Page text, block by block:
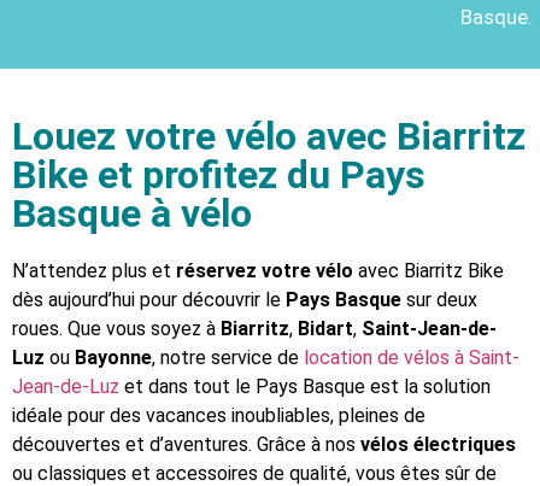
Basque.
Louez votre vélo avec Biarritz
Bike et profitez du Pays
Basque à vélo
N’attendez plus et réservez votre vélo avec Biarritz Bike
dès aujourd’hui pour découvrir le Pays Basque sur deux
roues. Que vous soyez à Biarritz, Bidart, Saint-Jean-de-
Luz ou Bayonne, notre service de location de vélos à Saint-
Jean-de-Luz et dans tout le Pays Basque est la solution
idéale pour des vacances inoubliables, pleines de
découvertes et d’aventures. Grâce à nos vélos électriques
ou classiques et accessoires de qualité, vous êtes sûr de